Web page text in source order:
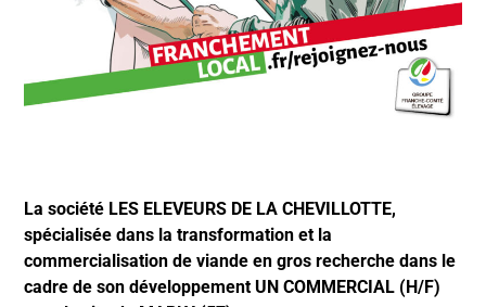
La société LES ELEVEURS DE LA CHEVILLOTTE,
spécialisée dans la transformation et la
commercialisation de viande en gros recherche dans le
cadre de son développement UN COMMERCIAL (H/F)